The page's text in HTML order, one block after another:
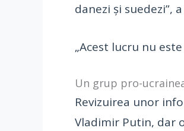
danezi și suedezi”,
„Acest lucru nu
Un grup pro-
Revizuirea unor
Vladimir Putin, dar